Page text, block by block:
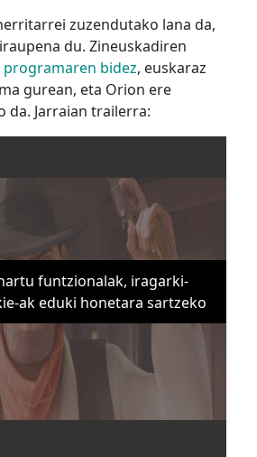
zuzendutako lana da,
du. Zineuskadiren
programaren bidez, euskaraz
gurean, eta Orion ere
da. Jarraian trailerra:
funtzionalak, iragarki-
ak eduki honetara sartzeko